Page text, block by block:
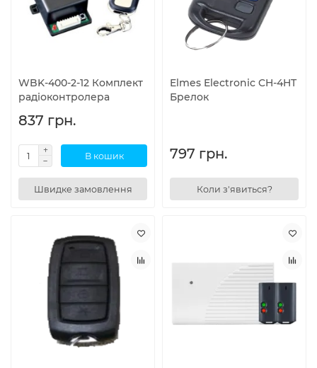
WBK-400-2-12 Комплект
радіоконтролера
837 грн.
В кошик
Швидке замовлення
Elmes Electronic CH-4HT
Брелок
797 грн.
Коли з'явиться?